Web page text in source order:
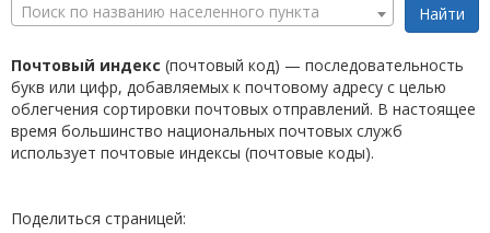
Поиск по названию населенного пункта
Почтовый индекс (почтовый код) — последовательность
букв или цифр, добавляемых к почтовому адресу с целью
облегчения сортировки почтовых отправлений. В настоящее
время большинство национальных почтовых служб
использует почтовые индексы (почтовые коды).
Поделиться страницей: